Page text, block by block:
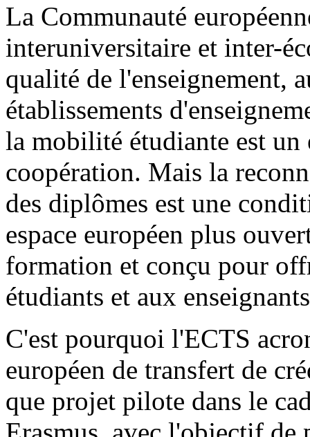
La Communauté
interuniversitaire et inter-
qualité de l'enseignement,
établissements
la mobilité étudiante est
coopération. Mais la
des diplômes est une
espace européen plus
formation et conçu pour
étudiants et aux
C'est pourquoi l'ECTS
européen de transfert de
que projet pilote dans le